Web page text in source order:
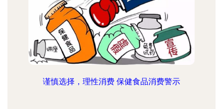
谨慎选择，理性消费 保健食品消费警示